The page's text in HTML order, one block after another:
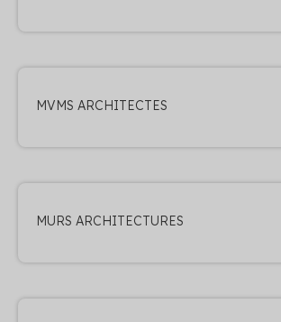
MVMS ARCHITECTES
MURS ARCHITECTURES